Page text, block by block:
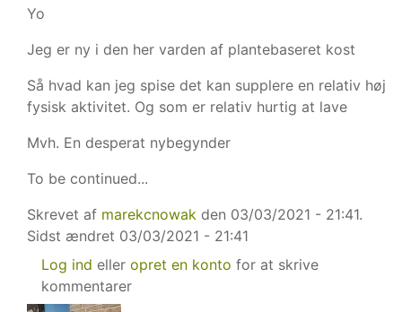
Yo
Jeg er ny i den her varden af plantebaseret kost
Så hvad kan jeg spise det kan supplere en relativ høj
fysisk aktivitet. Og som er relativ hurtig at lave
Mvh. En desperat nybegynder
To be continued...
Skrevet af marekcnowak den 03/03/2021 - 21:41.
Sidst ændret 03/03/2021 - 21:41
Log ind eller opret en konto for at skrive
kommentarer